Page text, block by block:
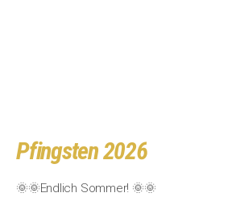
Pfingsten 2026
🌞🌞Endlich Sommer! 🌞🌞